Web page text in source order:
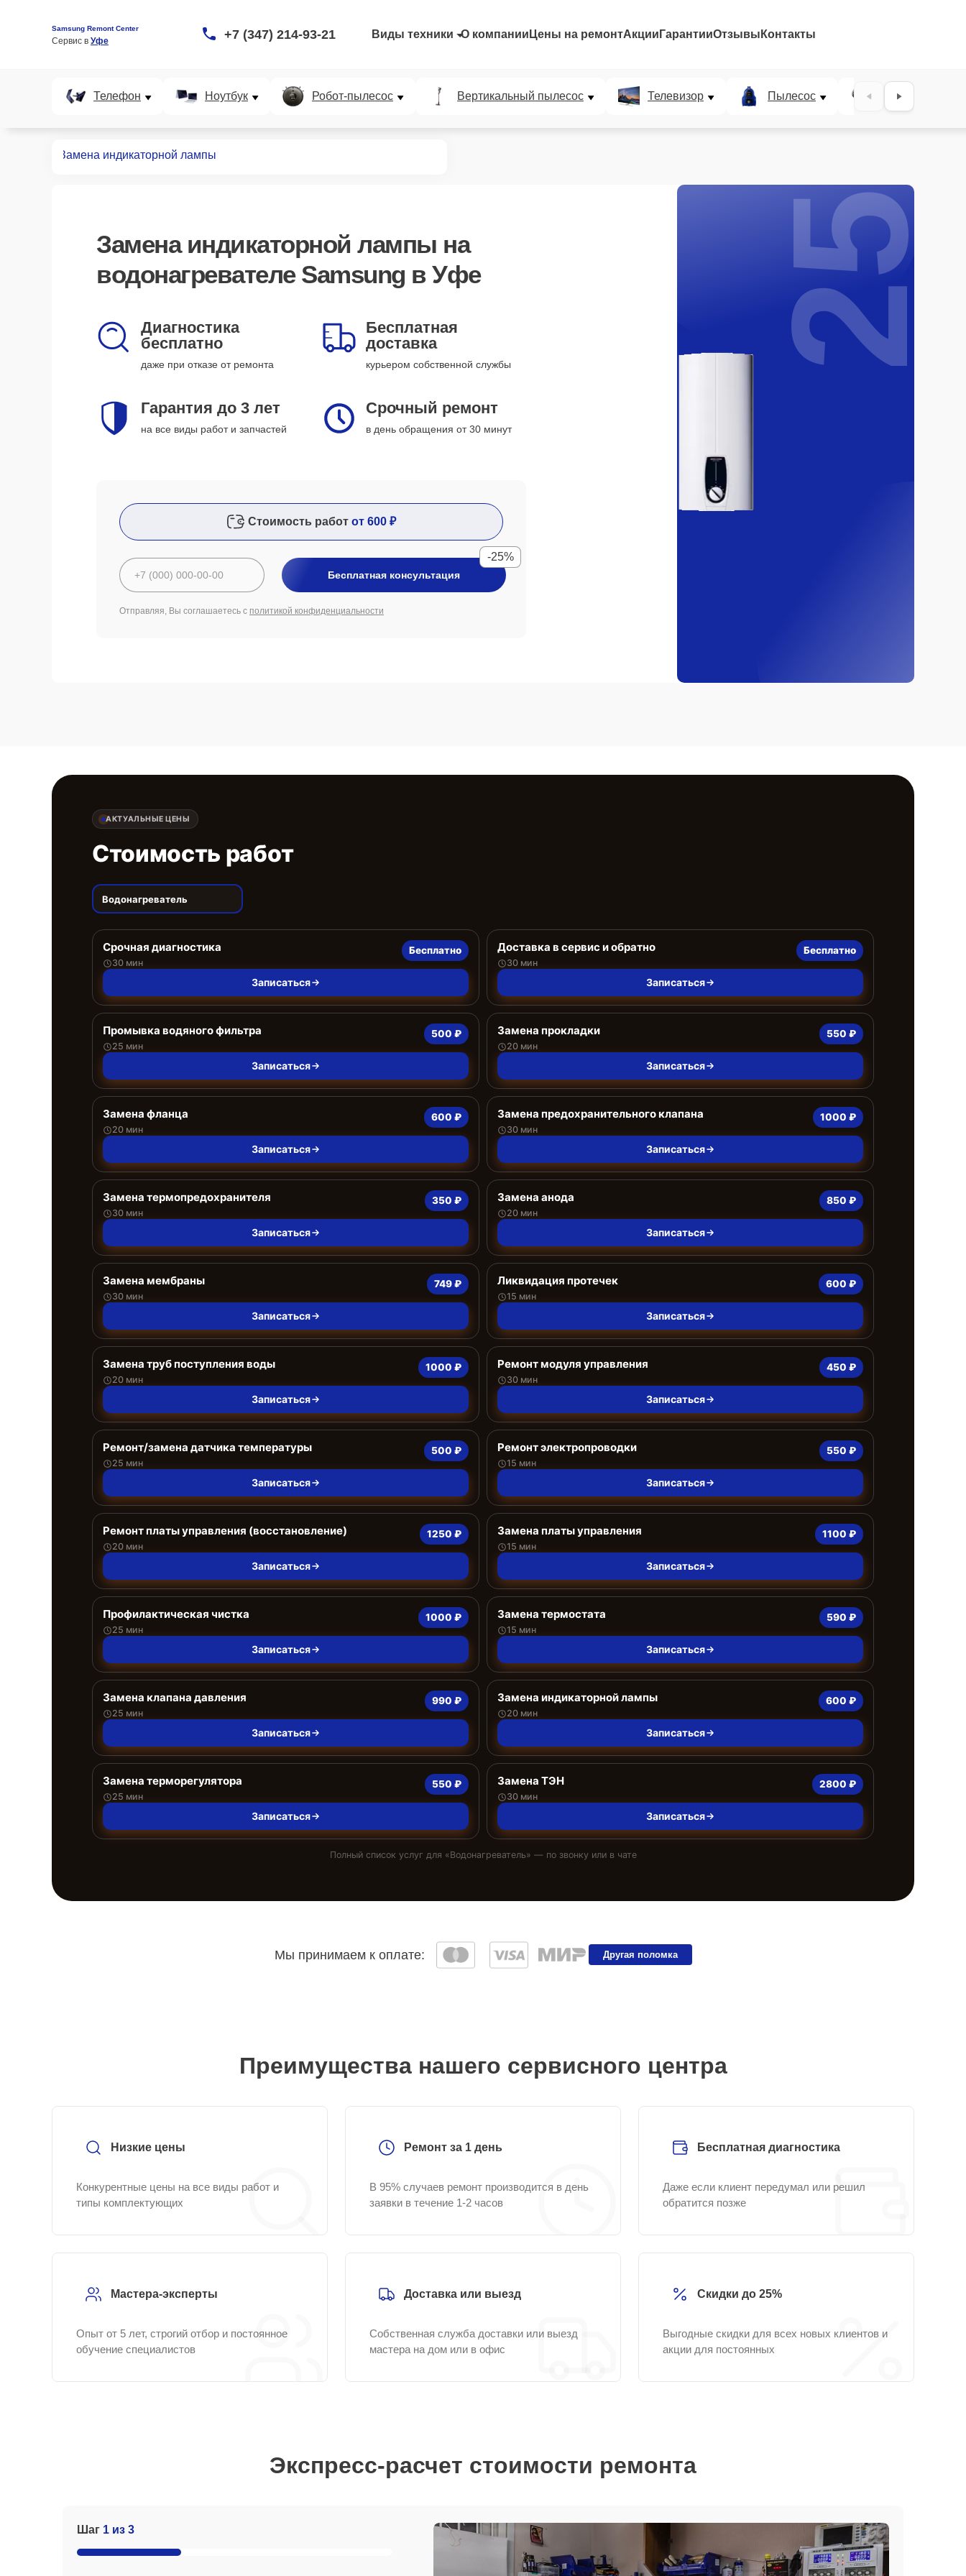
Samsung Remont Center
Сервис в Уфе +7 (347) 214-93-21 Виды техники О компании Цены на ремонтАкции ГарантииОтзывы Контакты
Телефон Ноутбук Робот-пылесос Вертикальный пылесос Телевизор Пылесос Проектор
Замена индикаторной лампы
Замена индикаторной лампы на
водонагревателе Samsung в Уфе
Диагностика
бесплатно
даже при отказе от ремонта
Бесплатная
доставка
курьером собственной службы
Гарантия до 3 лет
на все виды работ и запчастей
Срочный ремонт
в день обращения от 30 минут
Стоимость работ от 600 ₽
Бесплатная консультация
-25%
Отправляя, Вы соглашаетесь с политикой конфиденциальности
25%
АКТУАЛЬНЫЕ ЦЕНЫ
Стоимость работ
Водонагреватель
Срочная диагностика
30 мин
Бесплатно
Записаться
Доставка в сервис и обратно
30 мин
Бесплатно
Записаться
Промывка водяного фильтра
25 мин
500 ₽
Записаться
Замена прокладки
20 мин
550 ₽
Записаться
Замена фланца
20 мин
600 ₽
Записаться
Замена предохранительного клапана
30 мин
1000 ₽
Записаться
Замена термопредохранителя
30 мин
350 ₽
Записаться
Замена анода
20 мин
850 ₽
Записаться
Замена мембраны
30 мин
749 ₽
Записаться
Ликвидация протечек
15 мин
600 ₽
Записаться
Замена труб поступления воды
20 мин
1000 ₽
Записаться
Ремонт модуля управления
30 мин
450 ₽
Записаться
Ремонт/замена датчика температуры
25 мин
500 ₽
Записаться
Ремонт электропроводки
15 мин
550 ₽
Записаться
Ремонт платы управления (восстановление)
20 мин
1250 ₽
Записаться
Замена платы управления
15 мин
1100 ₽
Записаться
Профилактическая чистка
25 мин
1000 ₽
Записаться
Замена термостата
15 мин
590 ₽
Записаться
Замена клапана давления
25 мин
990 ₽
Записаться
Замена индикаторной лампы
20 мин
600 ₽
Записаться
Замена терморегулятора
25 мин
550 ₽
Записаться
Замена ТЭН
30 мин
2800 ₽
Записаться
Полный список услуг для «Водонагреватель» — по звонку или в чате
Мы принимаем к оплате: Другая поломка
Преимущества нашего сервисного центра
Низкие цены
Конкурентные цены на все виды работ и
типы комплектующих
Ремонт за 1 день
В 95% случаев ремонт производится в день
заявки в течение 1-2 часов
Бесплатная диагностика
Даже если клиент передумал или решил
обратится позже
Мастера-эксперты
Опыт от 5 лет, строгий отбор и постоянное
обучение специалистов
Доставка или выезд
Собственная служба доставки или выезд
мастера на дом или в офис
Скидки до 25%
Выгодные скидки для всех новых клиентов и
акции для постоянных
Экспресс-расчет стоимости ремонта
Шаг 1 из 3